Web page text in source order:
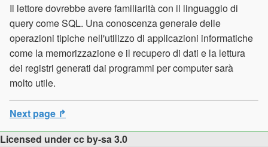
Il lettore dovrebbe avere familiarità con il linguaggio di
query come SQL. Una conoscenza generale delle
operazioni tipiche nell'utilizzo di applicazioni informatiche
come la memorizzazione e il recupero di dati e la lettura
dei registri generati dai programmi per computer sarà
molto utile.
Next page ↱
Licensed under cc by-sa 3.0